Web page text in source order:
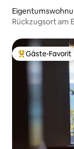
Rückzugsort am
Beliebter Gäste-
Gäste-Favorit